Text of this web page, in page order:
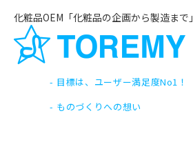
化粧品OEM「化粧品の企画から製造まで」
トレミーの化粧品づくり
目標は、ユーザー満足度No1！
ものづくりへの想い